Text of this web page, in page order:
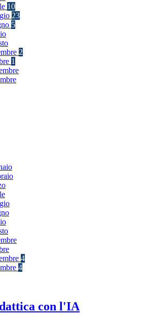
10
23
5
2
1
4
4
con l'IA